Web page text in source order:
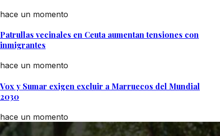
hace un momento
Patrullas vecinales en Ceuta aumentan tensiones con
inmigrantes
hace un momento
Vox y Sumar exigen excluir a Marruecos del Mundial
2030
hace un momento